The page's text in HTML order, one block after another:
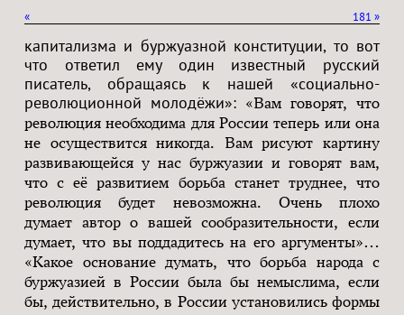
« »
181
капитализма и буржуазной конституции, то вот
что ответил ему один известный русский
писатель, обращаясь к нашей «социально-
революционной молодёжи»: «Вам говорят, что
революция необходима для России теперь или она
не осуществится никогда. Вам рисуют картину
развивающейся у нас буржуазии и говорят вам,
что с её развитием борьба станет труднее, что
революция будет невозможна. Очень плохо
думает автор о вашей сообразительности, если
думает, что вы поддадитесь на его аргументы»…
«Какое основание думать, что борьба народа с
буржуазией в России была бы немыслима, если
бы, действительно, в России установились формы